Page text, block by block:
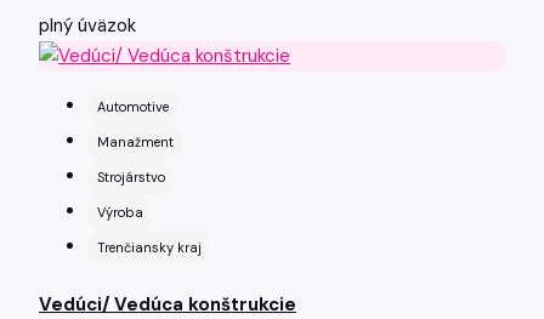
plný úväzok
Automotive
Manažment
Strojárstvo
Výroba
Trenčiansky kraj
Vedúci/ Vedúca konštrukcie